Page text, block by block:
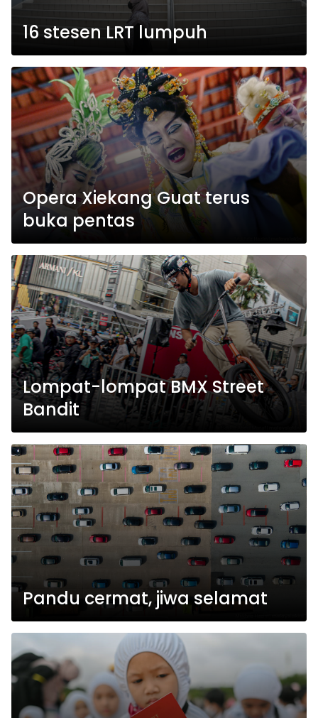
16 stesen LRT lumpuh
Opera Xiekang Guat terus
buka pentas
Lompat-lompat BMX Street
Bandit
Pandu cermat, jiwa selamat